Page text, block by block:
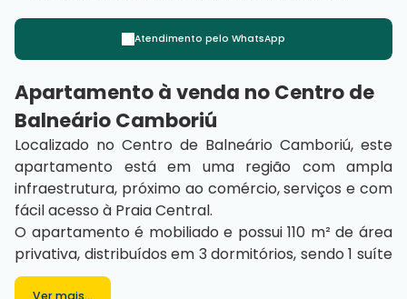
Atendimento pelo WhatsApp
Apartamento à venda no Centro de
Balneário Camboriú
Localizado no Centro de Balneário Camboriú, este
apartamento está em uma região com ampla
infraestrutura, próximo ao comércio, serviços e com
fácil acesso à Praia Central.
O apartamento é mobiliado e possui 110 m² de área
privativa, distribuídos em 3 dormitórios, sendo 1 suíte
e 2 demi-suítes, além de banheiro social, cozinha,
Ver mais...